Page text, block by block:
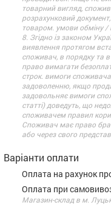
товарний вигляд,
розрахунковий
товаром. умови обміну /
8. Згідно із законом
виявлення протягом
споживач, в порядку та
право вимагати
строк. вимоги
задоволенню, якщо
задовольняє вимоги
статті) доведуть, що
споживачем правил
Споживач має право
або через свого
Варіанти оплати
Оплата на рахунок
Оплата при
Магазин-склад в м.